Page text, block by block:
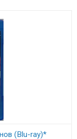
(Blu-ray)*